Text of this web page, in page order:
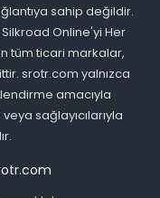
sahip değildir.
Online'yi Her
tüm ticari markalar,
srotr.com yalnızca
amacıyla
sağlayıcılarıyla